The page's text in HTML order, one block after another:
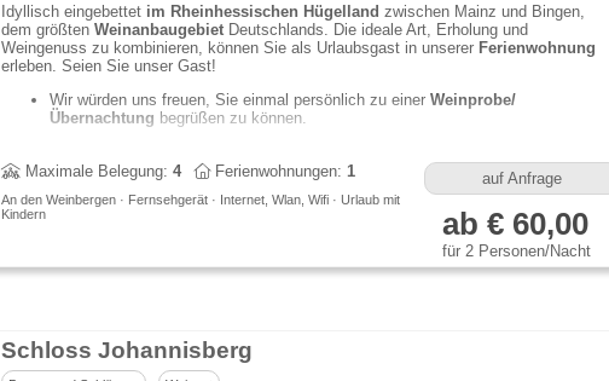
Idyllisch eingebettet im Rheinhessischen Hügelland zwischen Mainz und Bingen,
dem größten WeinanbaugebietDeutschlands. Die ideale Art, Erholung und
Weingenuss zu kombinieren, können Sie als Urlaubsgast in unserer Ferienwohnung
erleben. Seien Sie unser Gast!
Wir würden uns freuen, Sie einmal persönlich zu einer Weinprobe/
Übernachtung begrüßen zu können.
Maximale Belegung: 4 Ferienwohnungen: 1
An den Weinbergen · Fernsehgerät · Internet, Wlan, Wifi · Urlaub mit
Kindern
auf Anfrage
ab € 60,00
für 2 Personen/Nacht
Schloss Johannisberg